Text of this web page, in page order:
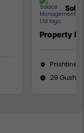
Property
Prishtinë
29 Gusht